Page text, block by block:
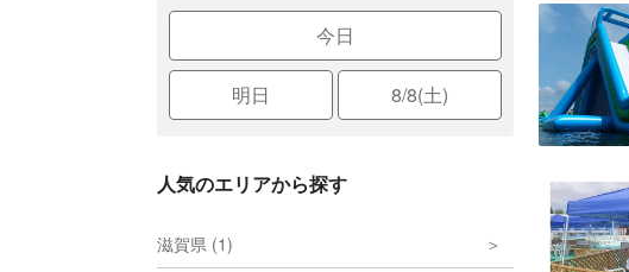
今日
明日 8/8(土)
人気のエリアから探す
滋賀県 (1)